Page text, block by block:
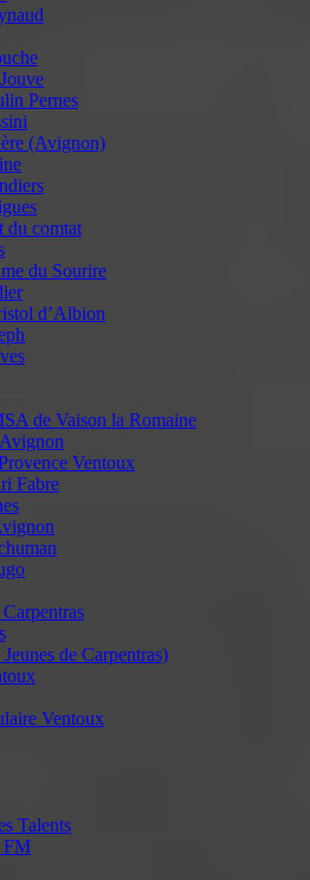
Pernes
(Avignon)
du comtat
du Sourire
d’Albion
de Vaison la Romaine
Ventoux
Fabre
de Carpentras)
Ventoux
Talents
FM